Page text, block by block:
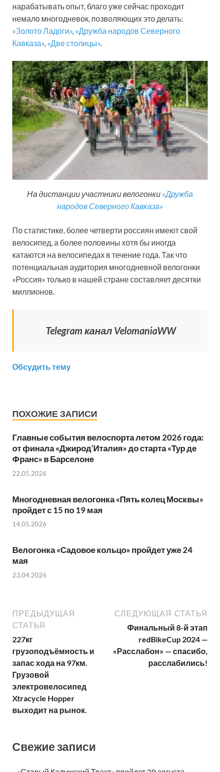
нарабатывать опыт, благо уже сейчас проходит
немало многодневок, позволяющих это делать:
«Золото Ладоги», «Дружба народов Северного
Кавказа», «Две столицы».
На дистанции участники велогонки «Дружба
народов Северного Кавказа»
По статистике, более четверти россиян имеют свой
велосипед, а более половины хотя бы иногда
катаются на велосипедах в течение года. Так что
потенциальная аудитория многодневной велогонки
«Россия» только в нашей стране составляет десятки
миллионов.
Telegram канал VelomaniaWW
Обсудить тему
ПОХОЖИЕ ЗАПИСИ
Главные события велоспорта летом 2026 года:
от финала «Джирод’Италия» до старта «Тур де
Франс» в Барселоне
22.05.2026
Многодневная велогонка «Пять колец Москвы»
пройдет с 15 по 19 мая
14.05.2026
Велогонка «Садовое кольцо» пройдет уже 24
мая
23.04.2026
ПРЕДЫДУЩАЯ
СТАТЬЯ
227кг
грузоподъёмность и
запас хода на 97км.
Грузовой
электровелосипед
Xtracycle Hopper
выходит на рынок.
СЛЕДУЮЩАЯ СТАТЬЯ
Финальный 8-й этап
redBikeCup 2024 —
«Расслабон» — спасибо,
расслабились!
Свежие записи